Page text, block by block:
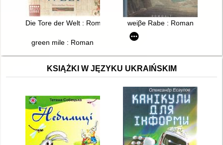
Die Tore der Welt : Roman weiβe Rabe : Roman
green mile : Roman
KSIĄŻKI W JĘZYKU UKRAIŃSKIM